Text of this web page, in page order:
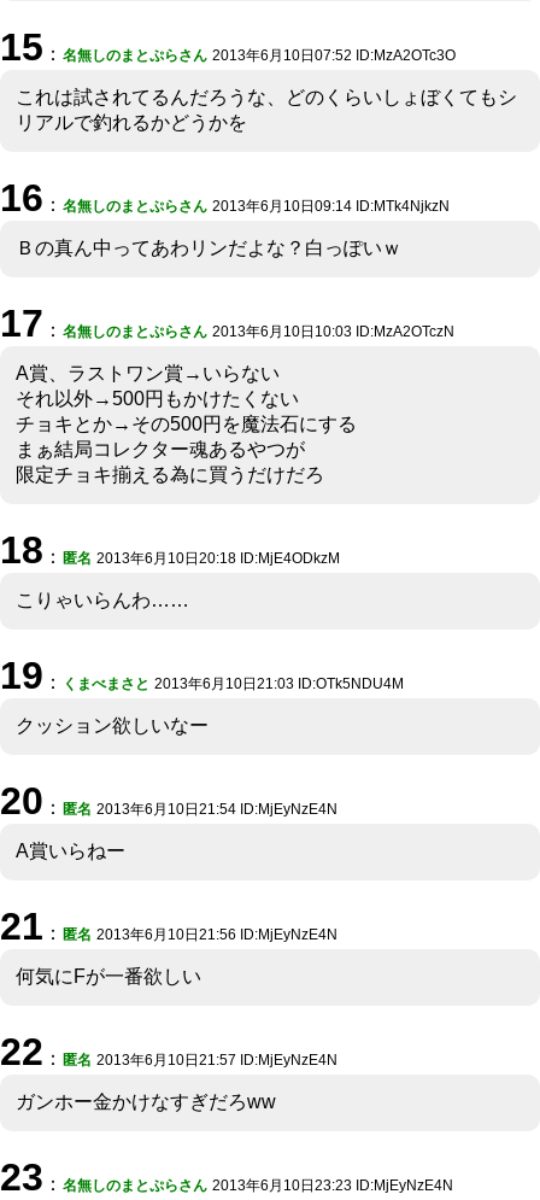
15 ： 名無しのまとぷらさん 2013年6月10日07:52 ID:MzA2OTc3O
これは試されてるんだろうな、どのくらいしょぼくてもシ
リアルで釣れるかどうかを
16 ： 名無しのまとぷらさん 2013年6月10日09:14 ID:MTk4NjkzN
Ｂの真ん中ってあわリンだよな？白っぽいｗ
17 ： 名無しのまとぷらさん 2013年6月10日10:03 ID:MzA2OTczN
A賞、ラストワン賞→いらない
それ以外→500円もかけたくない
チョキとか→その500円を魔法石にする
まぁ結局コレクター魂あるやつが
限定チョキ揃える為に買うだけだろ
18 ： 匿名 2013年6月10日20:18 ID:MjE4ODkzM
こりゃいらんわ……
19 ： くまべまさと 2013年6月10日21:03 ID:OTk5NDU4M
クッション欲しいなー
20 ： 匿名 2013年6月10日21:54 ID:MjEyNzE4N
A賞いらねー
21 ： 匿名 2013年6月10日21:56 ID:MjEyNzE4N
何気にFが一番欲しい
22 ： 匿名 2013年6月10日21:57 ID:MjEyNzE4N
ガンホー金かけなすぎだろww
23 ： 名無しのまとぷらさん 2013年6月10日23:23 ID:MjEyNzE4N